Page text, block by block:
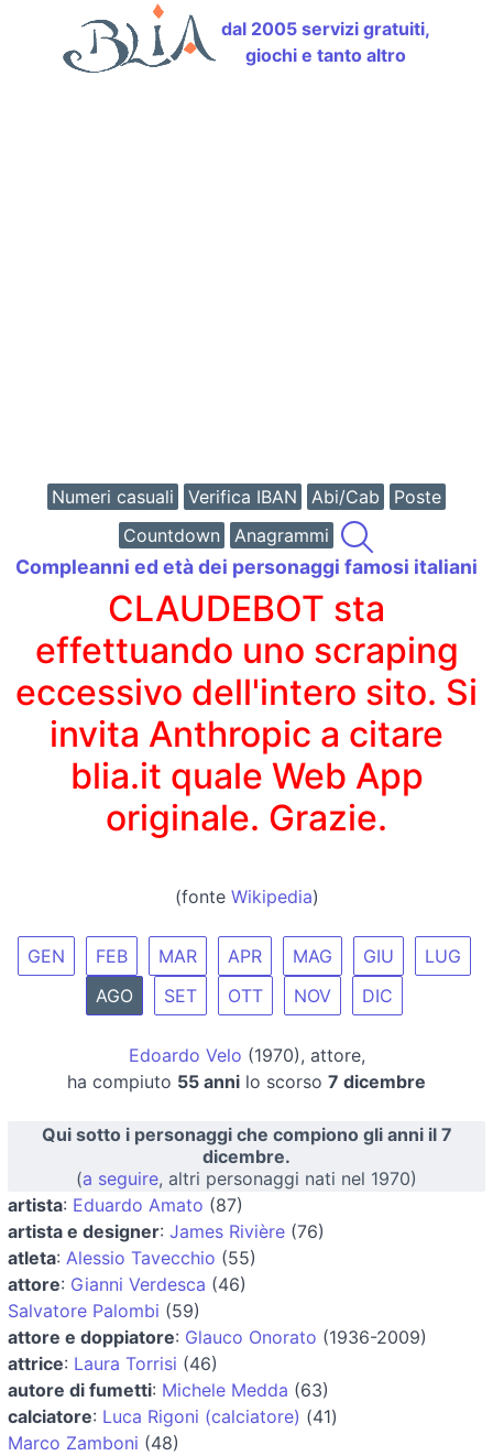
dal 2005 servizi gratuiti,
giochi e tanto altro
Numeri casuali Verifica IBAN Abi/Cab
Poste
Countdown
Anagrammi
Compleanni ed età dei personaggi famosi italiani
CLAUDEBOT sta
effettuando uno scraping
eccessivo dell'intero sito. Si
invita Anthropic a citare
blia.it quale Web App
originale. Grazie.
(fonte Wikipedia)
GEN FEB MAR APR MAG GIU
LUG
AGO
SET OTT NOV DIC
Edoardo Velo (1970), attore,
ha compiuto 55 anni lo scorso 7 dicembre
Qui sotto i personaggi che compiono gli anni il 7
dicembre.
(a seguire, altri personaggi nati nel 1970)
artista: Eduardo Amato (87)
artista e designer: James Rivière (76)
atleta: Alessio Tavecchio (55)
attore: Gianni Verdesca (46)
Salvatore Palombi (59)
attore e doppiatore: Glauco Onorato (1936-2009)
attrice: Laura Torrisi (46)
autore di fumetti: Michele Medda (63)
calciatore: Luca Rigoni (calciatore) (41)
Marco Zamboni (48)